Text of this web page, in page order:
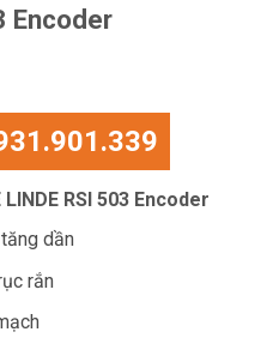
Encoder
RSI 503 Encoder
dần
rắn